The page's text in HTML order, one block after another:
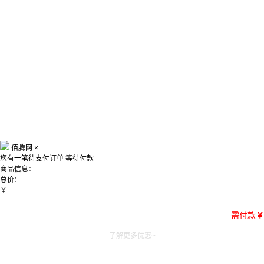
佰腾网 ×
您有一笔待支付订单 等待付款
商品信息：
总价：
￥
需付款￥
了解更多优惠~